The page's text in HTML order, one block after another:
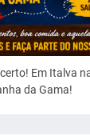
Em Italva
da Gama!